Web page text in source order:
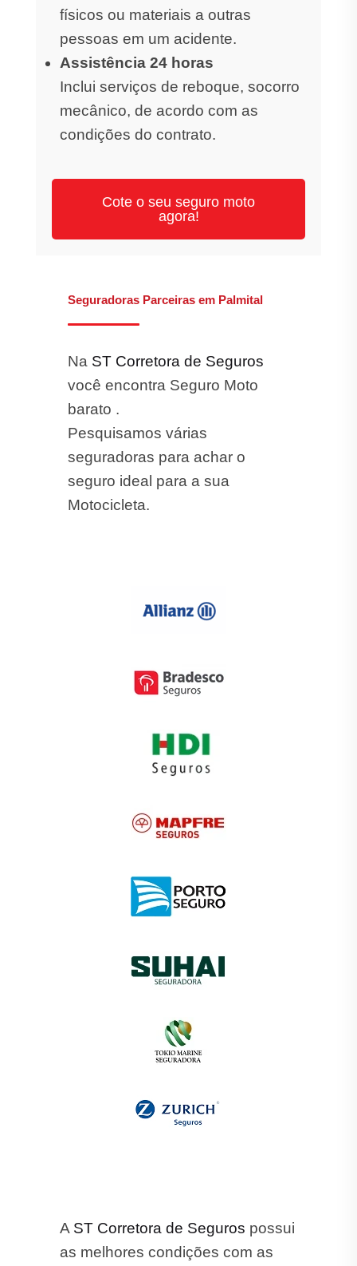
físicos ou materiais a outras
pessoas em um acidente.
Assistência 24 horas
Inclui serviços de reboque, socorro
mecânico, de acordo com as
condições do contrato.
Cote o seu seguro moto
agora!
Seguradoras Parceiras em Palmital
Na ST Corretora de Seguros
você encontra Seguro Moto
barato .
Pesquisamos várias
seguradoras para achar o
seguro ideal para a sua
Motocicleta.
A ST Corretora de Seguros possui
as melhores condições com as